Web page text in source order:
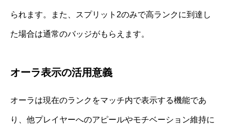
られます。また、スプリット2のみで高ランクに到達し
た場合は通常のバッジがもらえます。
オーラ表示の活用意義
オーラは現在のランクをマッチ内で表示する機能であ
り、他プレイヤーへのアピールやモチベーション維持に